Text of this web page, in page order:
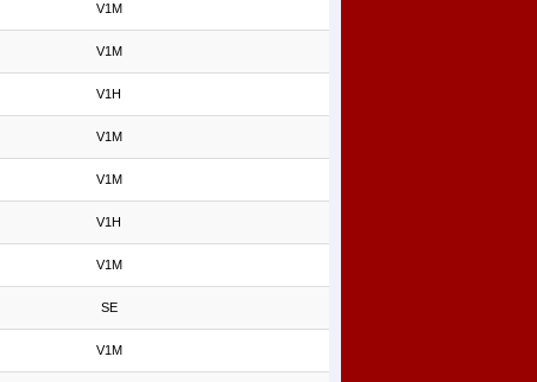
V1M
V1M
V1H
V1M
V1M
V1H
V1M
SE
V1M